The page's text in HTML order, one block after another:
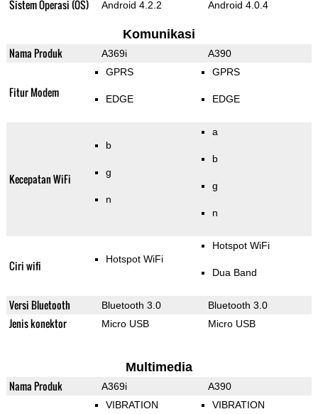
Sistem Operasi (OS) Android 4.2.2 Android 4.0.4
Komunikasi
Nama Produk A369i A390
Fitur Modem
GPRS
EDGE
GPRS
EDGE
Kecepatan WiFi
b
g
n
a
b
g
n
Ciri wifi Hotspot WiFi
Hotspot WiFi
Dua Band
Versi Bluetooth Bluetooth 3.0 Bluetooth 3.0
Jenis konektor Micro USB Micro USB
Multimedia
Nama Produk A369i A390
VIBRATION VIBRATION